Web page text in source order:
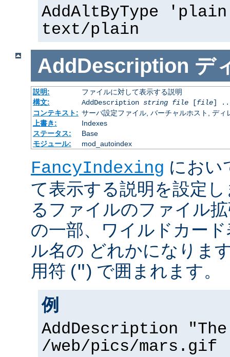
AddAltByType
text/plain
AddDescription デ
説明:
ファイルに対して表示する説明
構文:
AddDescription string file[file]
コンテキスト: サーバ設定ファイル, バーチャルホスト, ディ
上書き:
Indexes
ステータス:
Base
モジュール:
mod_autoindex
FancyIndexing におい
て表示する説明を設定
るファイルのファイル
の一部、ワイルドカー
ル名の どれかになりま
用符 (") で囲まれます。
例
AddDescription
/web/pics/mars.gif